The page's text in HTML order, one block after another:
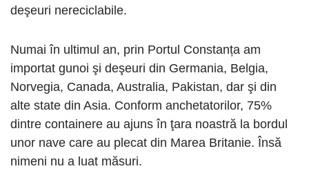
deşeuri nereciclabile.
Numai în ultimul an, prin Portul Constanța am
importat gunoi şi deşeuri din Germania, Belgia,
Norvegia, Canada, Australia, Pakistan, dar şi din
alte state din Asia. Conform anchetatorilor, 75%
dintre containere au ajuns în ţara noastră la bordul
unor nave care au plecat din Marea Britanie. Însă
nimeni nu a luat măsuri.